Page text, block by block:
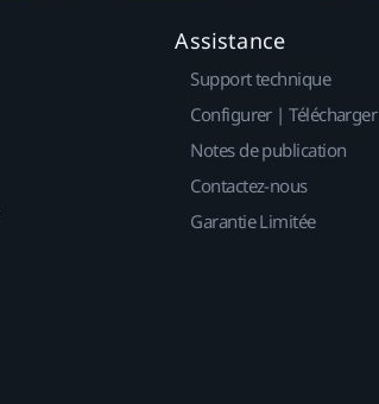
Assistance
Support technique
Configurer | Télécharger
Notes de publication
Contactez-nous
Garantie Limitée